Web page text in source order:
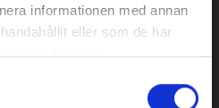
informationen med annan
eller som de har
deras tjänster.